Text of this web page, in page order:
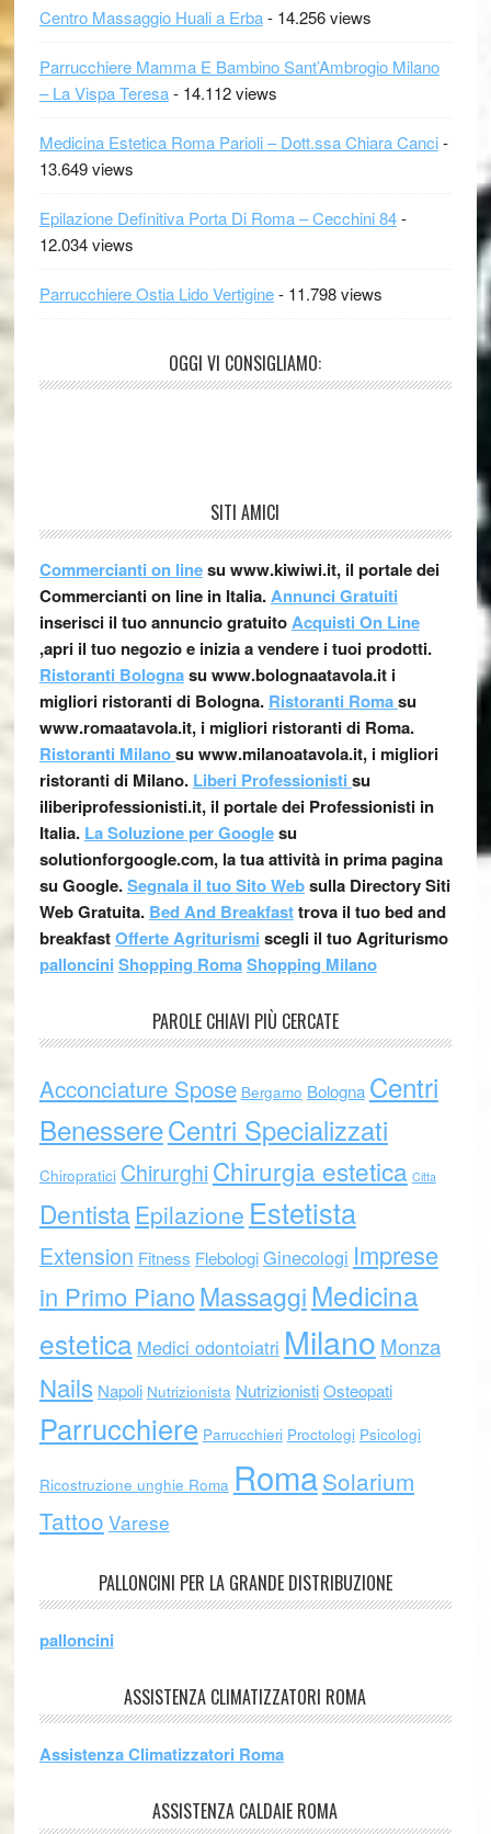
Centro Massaggio Huali a Erba- 14.256 views
Parrucchiere Mamma E Bambino Sant’Ambrogio Milano
– La Vispa Teresa- 14.112 views
Medicina Estetica Roma Parioli – Dott.ssa Chiara Canci-
13.649 views
Epilazione Definitiva Porta Di Roma – Cecchini 84-
12.034 views
Parrucchiere Ostia Lido Vertigine- 11.798 views
OGGI VI CONSIGLIAMO:
SITI AMICI
Commercianti on linesu www.kiwiwi.it, il portale dei
Commercianti on line in Italia.Annunci Gratuiti
inserisci il tuo annuncio gratuitoAcquisti On Line
,apri il tuo negozio e inizia a vendere i tuoi prodotti.
Ristoranti Bolognasu www.bolognaatavola.it i
migliori ristoranti di Bologna. Ristoranti Romasu
www.romaatavola.it, i migliori ristoranti di Roma.
Ristoranti Milanosu www.milanoatavola.it, i migliori
ristoranti di Milano. Liberi Professionisti su
iliberiprofessionisti.it, il portale dei Professionisti in
Italia. La Soluzione per Googlesu
solutionforgoogle.com, la tua attività in prima pagina
su Google.Segnala il tuo Sito Websulla Directory Siti
Web Gratuita. Bed And Breakfasttrova il tuo bed and
breakfastOfferte Agriturismi scegli il tuo Agriturismo
palloncini Shopping RomaShopping Milano
PAROLE CHIAVI PIÙ CERCATE
Acconciature Spose Bergamo Bologna Centri
BenessereCentri Specializzati
Chiropratici ChirurghiChirurgia estetica Citta
Dentista Epilazione Estetista
Extension Fitness FlebologiGinecologi Imprese
in Primo PianoMassaggiMedicina
estetica Medici odontoiatri Milano Monza
Nails Napoli Nutrizionista NutrizionistiOsteopati
Parrucchiere Parrucchieri Proctologi Psicologi
Ricostruzione unghie Roma RomaSolarium
Tattoo Varese
PALLONCINI PER LA GRANDE DISTRIBUZIONE
palloncini
ASSISTENZA CLIMATIZZATORI ROMA
Assistenza Climatizzatori Roma
ASSISTENZA CALDAIE ROMA